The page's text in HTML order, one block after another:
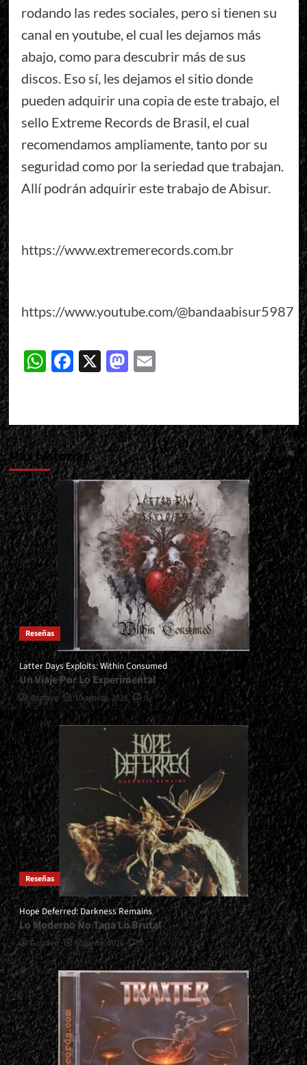
rodando las redes sociales, pero si tienen su
canal en youtube, el cual les dejamos más
abajo, como para descubrir más de sus
discos. Eso sí, les dejamos el sitio donde
pueden adquirir una copia de este trabajo, el
sello Extreme Records de Brasil, el cual
recomendamos ampliamente, tanto por su
seguridad como por la seriedad que trabajan.
Allí podrán adquirir este trabajo de Abisur.
https://www.extremerecords.com.br
https://www.youtube.com/@bandaabisur5987
WhatsApp
Facebook
X Mastodon
Email
Más historias
Reseñas
Latter Days Exploits: Within Consumed
Un Viaje Por Lo Experimental
Gustavo 10 agosto, 2026 0
Reseñas
Hope Deferred: Darkness Remains
Lo Moderno No Tapa Lo Brutal
Gustavo 6 agosto, 2026 0